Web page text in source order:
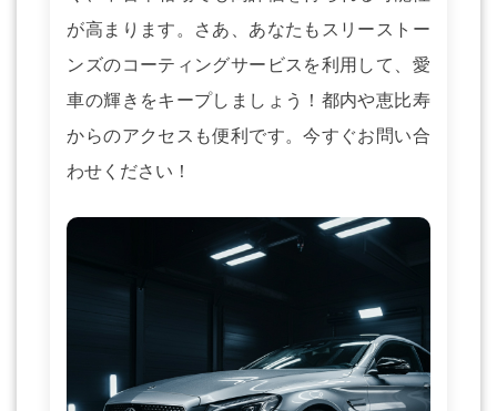
が高まります。さあ、あなたもスリーストー
ンズのコーティングサービスを利用して、愛
車の輝きをキープしましょう！都内や恵比寿
からのアクセスも便利です。今すぐお問い合
わせください！